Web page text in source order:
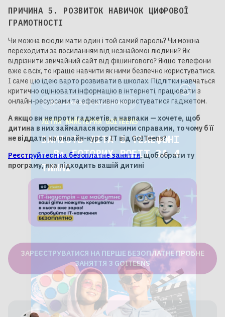
ПРИЧИНА 5. РОЗВИТОК НАВИЧОК ЦИФРОВОЇ
ГРАМОТНОСТІ
Чи можна всюди мати один і той самий пароль? Чи можна
переходити за посиланням від незнайомої людини? Як
відрізнити звичайний сайт від фішингового? Якщо телефони
вже є всіх, то краще навчити як ними безпечно користуватися.
І саме цю ідею варто розвивати в школах. Підлітки навчаться
критично оцінювати інформацію в інтернеті, працювати з
онлайн-ресурсами та ефективно користуватися гаджетом.
А якщо ви не проти гаджетів, а навпаки — хочете, щоб
дитина в них займалася корисними справами, то чому б її
не віддати на онлайн-курс з ІТ від GoITeens?
Реєструйтеся на безоплатне заняття, щоб обрати ту
програму, яка підходить вашій дитині
ЗАРЕЄСТРУВАТИСЯ НА ПЕРШЕ БЕЗОПЛАТНЕ ПРОБНЕ
ЗАНЯТТЯ З GOITEENS
Для дітей від 8 до 13 років
ЛІТНЯ МАЙСТЕРНЯ GOITEENS
ЗАМІСТЬ ЛІТА В ТЕЛЕФОНІ
— 8+ ГОТОВИХ РОБІТ ЗА 4
ТИЖНІ
Детальніше